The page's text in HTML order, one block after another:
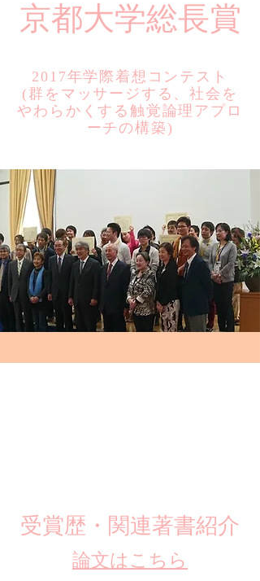
​京都大学総長賞
2017年学際着想コンテスト
​(群をマッサージする、社会を
やわらかくする触覚論理アプロ
ーチの構築)
​受賞歴・関連著書紹介
​論文はこちら